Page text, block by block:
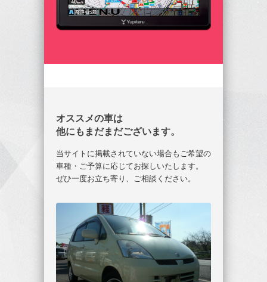
オススメの車は
他にもまだまだございます。
当サイトに掲載されていない場合もご希望の
車種・ご予算に応じてお探しいたします。
ぜひ一度お立ち寄り、ご相談ください。